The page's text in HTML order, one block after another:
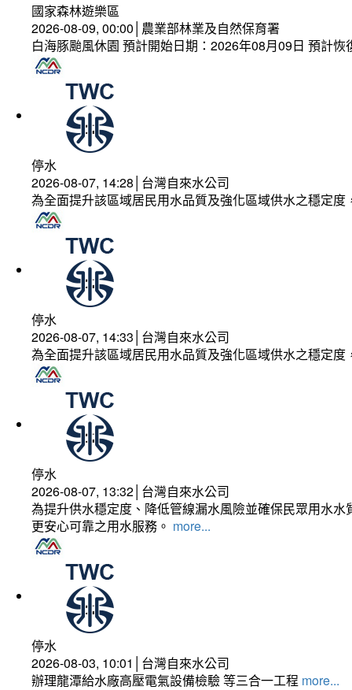
國家森林遊樂區
2026-08-09, 00:00│農業部林業及自然保育署
白海豚颱風休園 預計開始日期：2026年08月09日 預計
停水
2026-08-07, 14:28│台灣自來水公司
為全面提升該區域居民用水品質及強化區域供水之穩定
停水
2026-08-07, 14:33│台灣自來水公司
為全面提升該區域居民用水品質及強化區域供水之穩定
停水
2026-08-07, 13:32│台灣自來水公司
為提升供水穩定度、降低管線漏水風險並確保民眾用水
更安心可靠之用水服務。 more...
停水
2026-08-03, 10:01│台灣自來水公司
辦理龍潭給水廠高壓電氣設備檢驗 等三合一工程 more...